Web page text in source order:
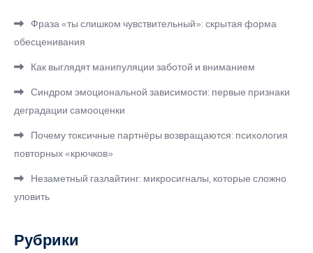
Фраза «ты слишком чувствительный»: скрытая форма
обесценивания
Как выглядят манипуляции заботой и вниманием
Синдром эмоциональной зависимости: первые признаки
деградации самооценки
Почему токсичные партнёры возвращаются: психология
повторных «крючков»
Незаметный газлайтинг: микросигналы, которые сложно
уловить
Рубрики